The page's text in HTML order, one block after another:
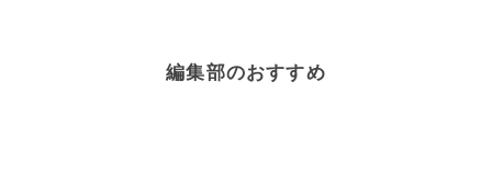
編集部のおすすめ